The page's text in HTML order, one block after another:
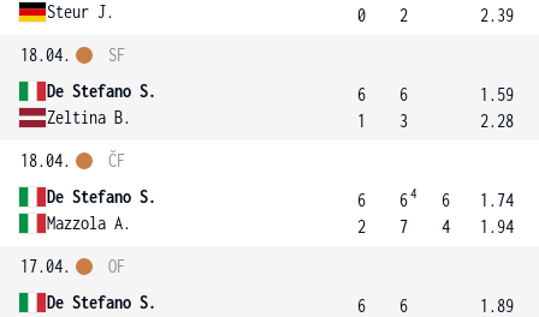
Steur J.
0
2
2.39
18.04.
De Stefano S.
Zeltina B.
SF
6
1
6
3
1.59
2.28
18.04.
De Stefano S.
Mazzola A.
ČF
6
2
64
7
6
4
1.74
1.94
17.04.
De Stefano S.
OF
6
6
1.89